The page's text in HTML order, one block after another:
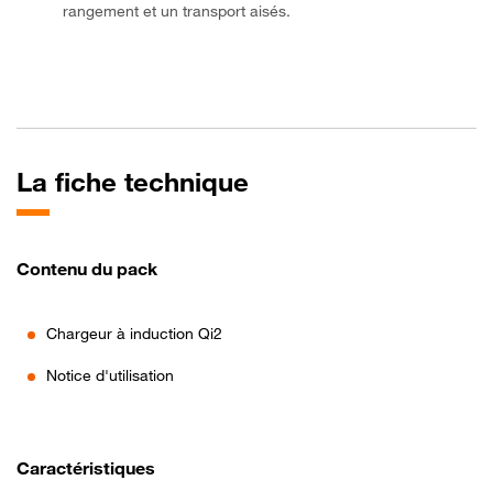
rangement et un transport aisés.
La fiche technique
Contenu du pack
Chargeur à induction Qi2
Notice d'utilisation
Caractéristiques